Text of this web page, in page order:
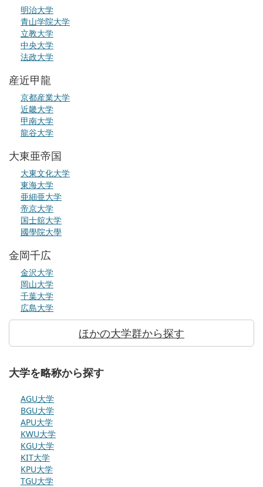
明治大学
青山学院大学
立教大学
中央大学
法政大学
産近甲龍
京都産業大学
近畿大学
甲南大学
龍谷大学
大東亜帝国
大東文化大学
東海大学
亜細亜大学
帝京大学
国士舘大学
國學院大學
金岡千広
金沢大学
岡山大学
千葉大学
広島大学
ほかの大学群から探す
大学を略称から探す
AGU大学
BGU大学
APU大学
KWU大学
KGU大学
KIT大学
KPU大学
TGU大学